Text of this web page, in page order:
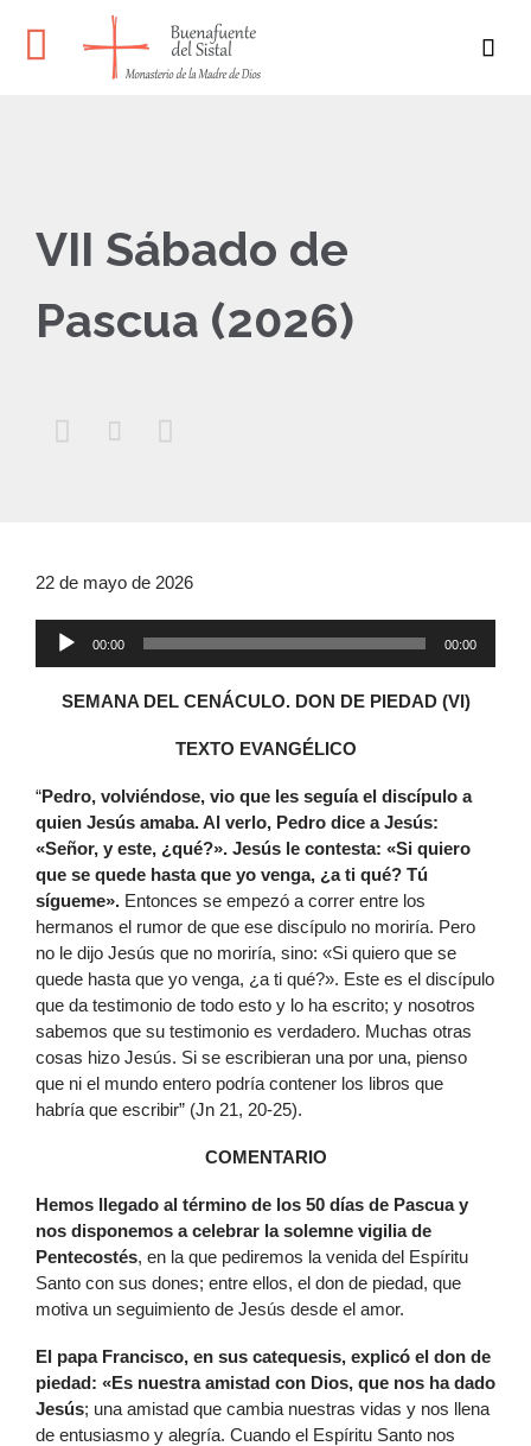

VII Sábado de
Pascua (2026)
  
22 de mayo de 2026
00:00 00:00
SEMANA DEL CENÁCULO. DON DE PIEDAD (VI)
TEXTO EVANGÉLICO
“Pedro, volviéndose, vio que les seguía el discípulo a
quien Jesús amaba. Al verlo, Pedro dice a Jesús:
«Señor, y este, ¿qué?». Jesús le contesta: «Si quiero
que se quede hasta que yo venga, ¿a ti qué? Tú
sígueme». Entonces se empezó a correr entre los
hermanos el rumor de que ese discípulo no moriría. Pero
no le dijo Jesús que no moriría, sino: «Si quiero que se
quede hasta que yo venga, ¿a ti qué?». Este es el discípulo
que da testimonio de todo esto y lo ha escrito; y nosotros
sabemos que su testimonio es verdadero. Muchas otras
cosas hizo Jesús. Si se escribieran una por una, pienso
que ni el mundo entero podría contener los libros que
habría que escribir” (Jn 21, 20-25).
COMENTARIO
Hemos llegado al término de los 50 días de Pascua y
nos disponemos a celebrar la solemne vigilia de
Pentecostés, en la que pediremos la venida del Espíritu
Santo con sus dones; entre ellos, el don de piedad, que
motiva un seguimiento de Jesús desde el amor.
El papa Francisco, en sus catequesis, explicó el don de
piedad: «Es nuestra amistad con Dios, que nos ha dado
Jesús; una amistad que cambia nuestras vidas y nos llena
de entusiasmo y alegría. Cuando el Espíritu Santo nos